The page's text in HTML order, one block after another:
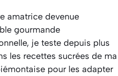
amatrice devenue
gourmande
je teste depuis plus
les recettes sucrées de ma
pour les adapter